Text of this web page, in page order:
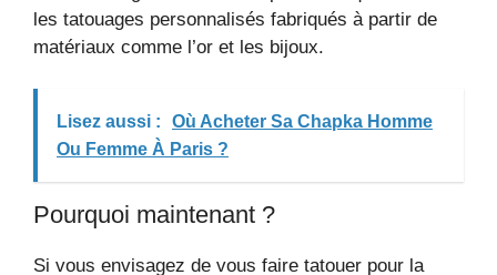
les tatouages ​​personnalisés fabriqués à partir de
matériaux comme l’or et les bijoux.
Lisez aussi :
Où Acheter Sa Chapka Homme
Ou Femme À Paris ?
Pourquoi maintenant ?
Si vous envisagez de vous faire tatouer pour la